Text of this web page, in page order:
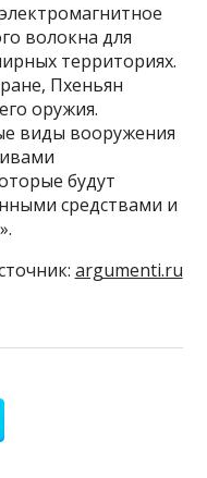
волокна для
территориях.
Пхеньян
оружия.
виды вооружения
будут
средствами и
argumenti.ru